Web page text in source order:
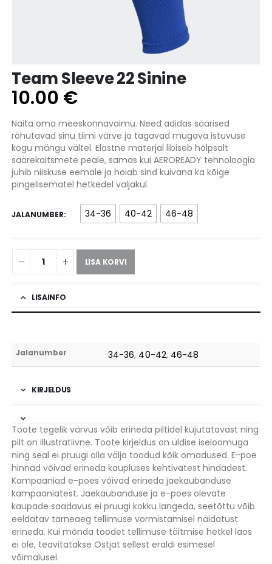
Team Sleeve 22 Sinine
10.00 €
Näita oma meeskonnavaimu. Need adidas säärised
rõhutavad sinu tiimi värve ja tagavad mugava istuvuse
kogu mängu vältel. Elastne materjal libiseb hõlpsalt
säärekaitsmete peale, samas kui AEROREADY tehnoloogia
juhib niiskuse eemale ja hoiab sind kuivana ka kõige
pingelisematel hetkedel väljakul.
JALANUMBER 34-36 40-42 46-48
LISA KORVI
LISAINFO
Jalanumber 34-36, 40-42, 46-48
KIRJELDUS
Toote tegelik värvus võib erineda piltidel kujutatavast ning
pilt on illustratiivne. Toote kirjeldus on üldise iseloomuga
ning seal ei pruugi olla välja toodud kõik omadused. E-poe
hinnad võivad erineda kaupluses kehtivatest hindadest.
Kampaaniad e-poes võivad erineda jaekaubanduse
kampaaniatest. Jaekaubanduse ja e-poes olevate
kaupade saadavus ei pruugi kokku langeda, seetõttu võib
eeldatav tarneaeg tellimuse vormistamisel näidatust
erineda. Kui mõnda toodet tellimuse täitmise hetkel laos
ei ole, teavitatakse Ostjat sellest eraldi esimesel
võimalusel.